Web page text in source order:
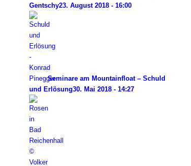
Gentschy23. August 2018 - 16:00
Seminare am Mountainfloat – Schuld
und Erlösung30. Mai 2018 - 14:27